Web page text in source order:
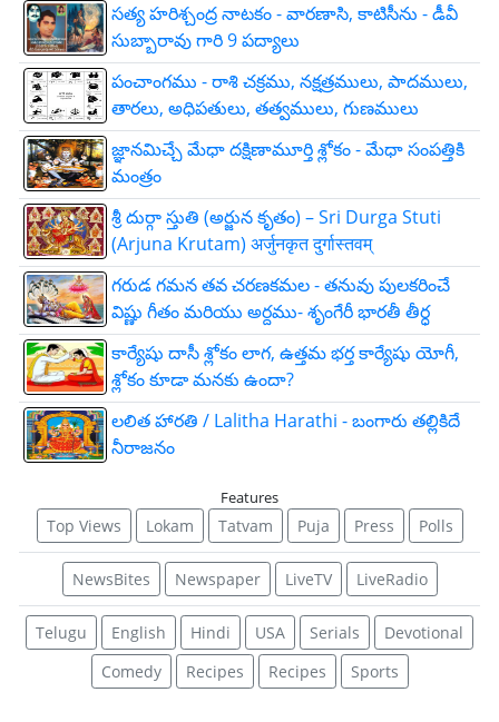
సత్య హరిశ్చంద్ర నాటకం - వారణాసి, కాటిసీను - డీవీ
సుబ్బారావు గారి 9 పద్యాలు
పంచాంగము - రాశి చక్రము, నక్షత్రములు, పాదములు,
తారలు, అధిపతులు, తత్వములు, గుణములు
జ్ఞాన‌మిచ్చే మేధా ద‌క్షిణామూర్తి శ్లోకం - మేధా సంపత్తికి
మంత్రం
శ్రీ దుర్గా స్తుతి (అర్జున కృతం) – Sri Durga Stuti
(Arjuna Krutam) अर्जुनकृत दुर्गास्तवम्
గరుడ గమన తవ చరణకమల - తనువు పులకరించే
విష్ణు గీతం మరియు అర్దము- శృంగేరీ భారతీ తీర్ధ
కార్యేషు దాసీ శ్లోకం లాగ, ఉత్తమ భర్త కార్యేషు యోగీ,
శ్లోకం కూడా మనకు ఉందా?
లలిత హారతి / Lalitha Harathi - బంగారు తల్లికిదే
నీరాజనం
Features
Top Views Lokam Tatvam Puja Press Polls
NewsBites Newspaper LiveTV LiveRadio
Telugu English Hindi USA Serials
Devotional
Comedy
Recipes Recipes Sports